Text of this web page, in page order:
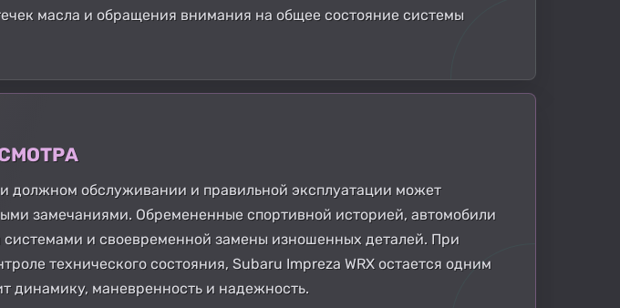
масла и обращения внимания на общее состояние системы
должном обслуживании и правильной эксплуатации может
замечаниями. Обремененные спортивной историей, автомобили
и своевременной замены изношенных деталей. При
технического состояния, Subaru Impreza WRX остается одним
динамику, маневренность и надежность.